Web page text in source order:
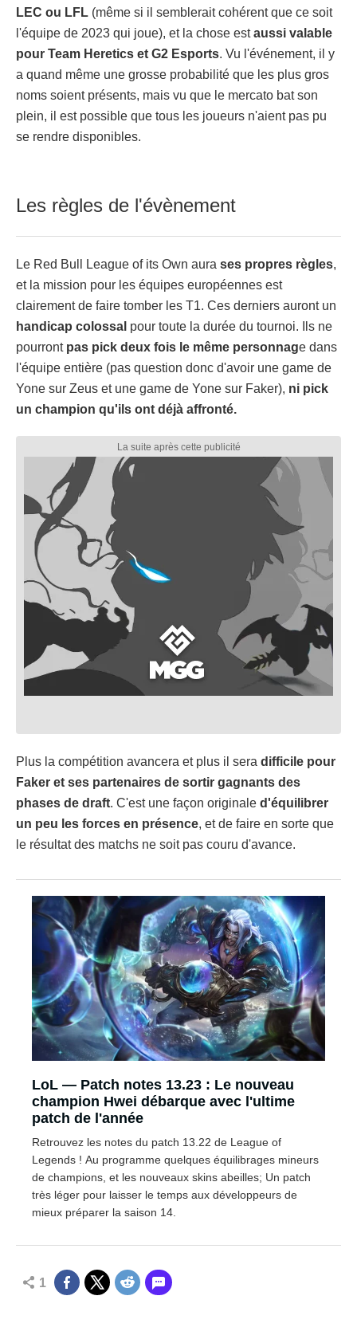
LEC ou LFL (même si il semblerait cohérent que ce soit
l'équipe de 2023 qui joue), et la chose estaussi valable
pour Team Heretics et G2 Esports. Vu l'événement, il y
a quand même une grosse probabilité que les plus gros
noms soient présents, mais vu que le mercato bat son
plein, il est possible que tous les joueurs n'aient pas pu
se rendre disponibles.
Les règles de l'évènement
Le Red Bull League of its Own aura ses propres règles,
et la mission pour les équipes européennes est
clairement de faire tomber les T1. Ces derniers auront un
handicap colossal pour toute la durée du tournoi. Ils ne
pourront pas pick deux fois le même personnage dans
l'équipe entière (pas question donc d'avoir une game de
Yone sur Zeus et une game de Yone sur Faker), ni pick
un champion qu'ils ont déjà affronté.
Plus la compétition avancera et plus il sera difficile pour
Faker et ses partenaires de sortir gagnants des
phases de draft. C'est une façon originale d'équilibrer
un peu les forces en présence, et de faire en sorte que
le résultat des matchs ne soit pas couru d'avance.
LoL — Patch notes 13.23 : Le nouveau
champion Hwei débarque avec l'ultime
patch de l'année
Retrouvez les notes du patch 13.22 de League of
Legends ! Au programme quelques équilibrages mineurs
de champions, et les nouveaux skins abeilles; Un patch
très léger pour laisser le temps aux développeurs de
mieux préparer la saison 14.
1